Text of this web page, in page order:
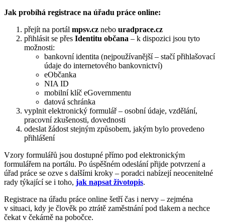
Jak probíhá registrace na úřadu práce online:
přejít na portál mpsv.cz nebo uradprace.cz
přihlásit se přes Identitu občana – k dispozici jsou tyto
možnosti:
bankovní identita (nejpoužívanější – stačí přihlašovací
údaje do internetového bankovnictví)
eObčanka
NIA ID
mobilní klíč eGovernmentu
datová schránka
vyplnit elektronický formulář – osobní údaje, vzdělání,
pracovní zkušenosti, dovednosti
odeslat žádost stejným způsobem, jakým bylo provedeno
přihlášení
Vzory formulářů jsou dostupné přímo pod elektronickým
formulářem na portálu. Po úspěšném odeslání přijde potvrzení a
úřad práce se ozve s dalšími kroky – poradci nabízejí neocenitelné
rady týkající se i toho, jak napsat životopis.
Registrace na úřadu práce online šetří čas i nervy – zejména
v situaci, kdy je člověk po ztrátě zaměstnání pod tlakem a nechce
čekat v čekárně na pobočce.